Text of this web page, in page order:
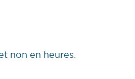
non en heures.